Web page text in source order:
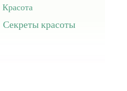
Красота
Секреты красоты